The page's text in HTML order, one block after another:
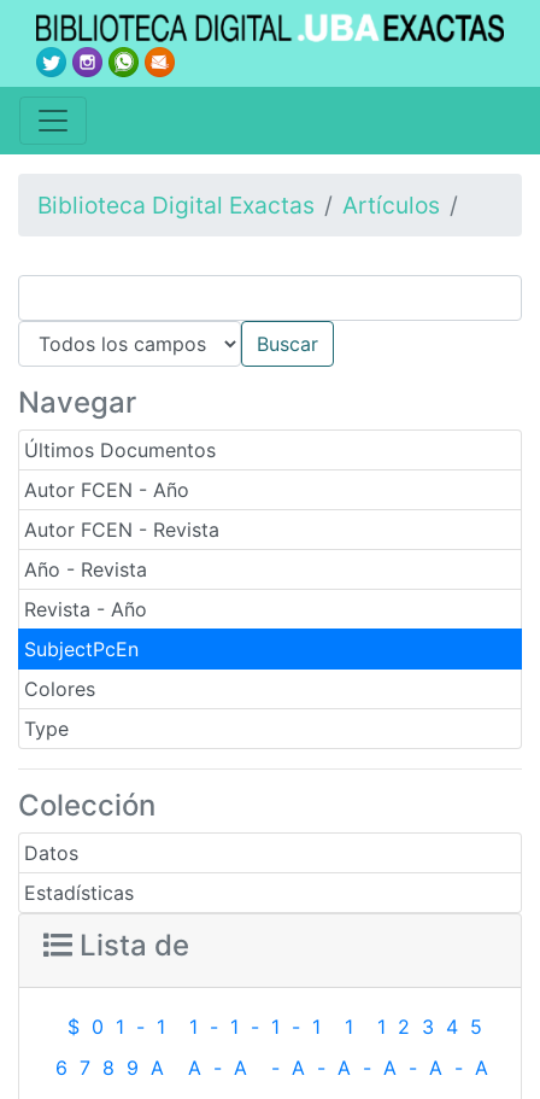
Biblioteca Digital Exactas Artículos
Navegar
Últimos Documentos
Autor FCEN - Año
Autor FCEN - Revista
Año - Revista
Revista - Año
SubjectPcEn
Colores
Type
Colección
Datos
Estadísticas
Lista de
$ 0 1 - 1 1 - 1 - 1 - 1 1 1 2 3 4 5
6 7 8 9 A A - A - A - A - A - A - A